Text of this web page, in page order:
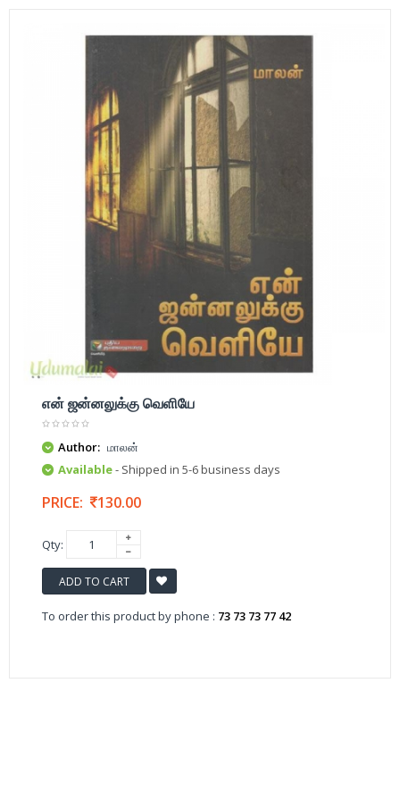
என் ஜன்னலுக்கு வெளியே
Author: மாலன்
Available- Shipped in 5-6 business days
PRICE: 130.00
Qty:
ADD TO CART
To order this product by phone : 73 73 73 77 42